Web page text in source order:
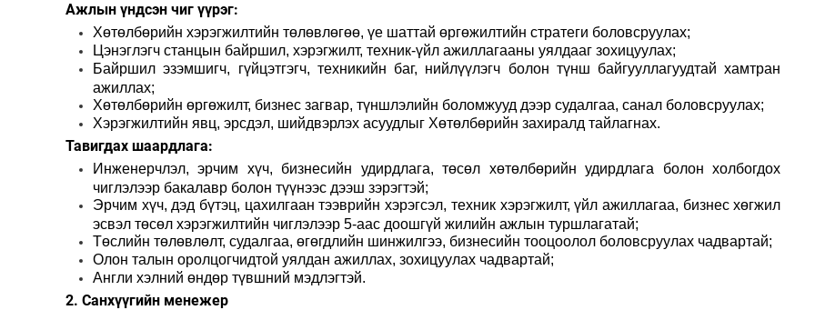
Ажлын үндсэн чиг үүрэг:
Хөтөлбөрийн хэрэгжилтийн төлөвлөгөө, үе шаттай өргөжилтийн стратеги боловсруулах;
Цэнэглэгч станцын байршил, хэрэгжилт, техник-үйл ажиллагааны уялдааг зохицуулах;
Байршил эзэмшигч, гүйцэтгэгч, техникийн баг, нийлүүлэгч болон түнш байгууллагуудтай хамтран
ажиллах;
Хөтөлбөрийн өргөжилт, бизнес загвар, түншлэлийн боломжууд дээр судалгаа, санал боловсруулах;
Хэрэгжилтийн явц, эрсдэл, шийдвэрлэх асуудлыг Хөтөлбөрийн захиралд тайлагнах.
Тавигдах шаардлага:
Инженерчлэл, эрчим хүч, бизнесийн удирдлага, төсөл хөтөлбөрийн удирдлага болон холбогдох
чиглэлээр бакалавр болон түүнээс дээш зэрэгтэй;
Эрчим хүч, дэд бүтэц, цахилгаан тээврийн хэрэгсэл, техник хэрэгжилт, үйл ажиллагаа, бизнес хөгжил
эсвэл төсөл хэрэгжилтийн чиглэлээр 5-аас доошгүй жилийн ажлын туршлагатай;
Төслийн төлөвлөлт, судалгаа, өгөгдлийн шинжилгээ, бизнесийн тооцоолол боловсруулах чадвартай;
Олон талын оролцогчидтой уялдан ажиллах, зохицуулах чадвартай;
Англи хэлний өндөр түвшний мэдлэгтэй.
2. Санхүүгийн менежер